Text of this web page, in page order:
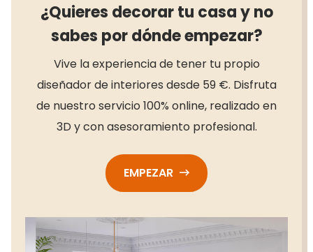
¿Quieres decorar tu casa y no
sabes por dónde empezar?
Vive la experiencia de tener tu propio
diseñador de interiores desde 59 €. Disfruta
de nuestro servicio 100% online, realizado en
3D y con asesoramiento profesional.
EMPEZAR